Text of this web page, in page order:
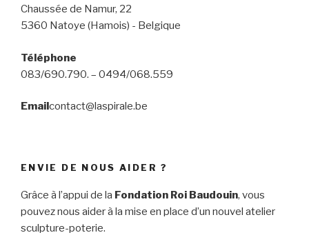
Chaussée de Namur, 22
5360 Natoye (Hamois) - Belgique
Téléphone
083/690.790. – 0494/068.559
Emailcontact@laspirale.be
ENVIE DE NOUS AIDER ?
Grâce à l’appui de la Fondation Roi Baudouin, vous
pouvez nous aider à la mise en place d’un nouvel atelier
sculpture-poterie.